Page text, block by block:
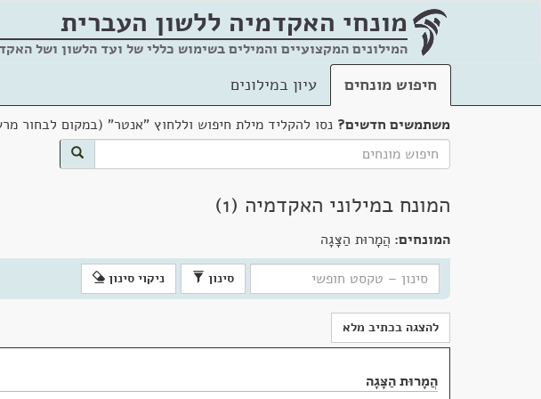
מונחי האקדמיה ללשון העברית
המילונים המקצועיים והמילים בשימוש כללי של ועד הלשון ושל
חיפוש מונחים עיון במילונים
משתמשים חדשים? נסו להקליד מילת חיפוש וללחוץ "אנטר" (במקום לבחור
המונח במילוני האקדמיה (1)
המונחים: הֲמָרוּת הַצָּגָה
סינון ניקוי סינון
להצגה בכתיב מלא
הֲמָרוּת הַצָּגָה